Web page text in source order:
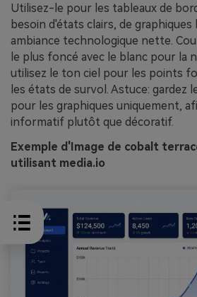
Utilisez-le pour les tableaux de
besoin d'états clairs, de graphiques
ambiance technologique nette.
le plus foncé avec le blanc pour la
utilisez le ton ciel pour les points
les états de survol. Astuce: gardez
pour les graphiques uniquement,
informatif plutôt que décoratif.
Exemple d'Image de cobalt
utilisant media.io